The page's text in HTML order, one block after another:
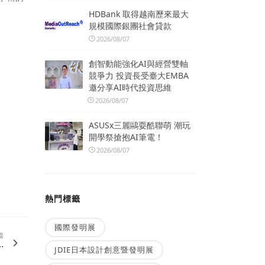
HDBank 取得越南歷來最大
規模國際銀團社會貸款
2026/08/07
創智動能強化AI與經營雙軸
競爭力 投資長受臺大EMBA
邀分享AI時代投資思維
2026/08/07
ASUSx三麗鷗耍酷聯萌 潮玩
開學祭搶抱AI筆電！
2026/08/07
熱門標籤
國際發明展
JDIE日本設計創意暨發明展